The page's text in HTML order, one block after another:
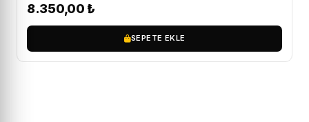
8.350,00 ₺
SEPETE EKLE